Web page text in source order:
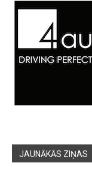
JAUNĀKĀS ZIŅAS